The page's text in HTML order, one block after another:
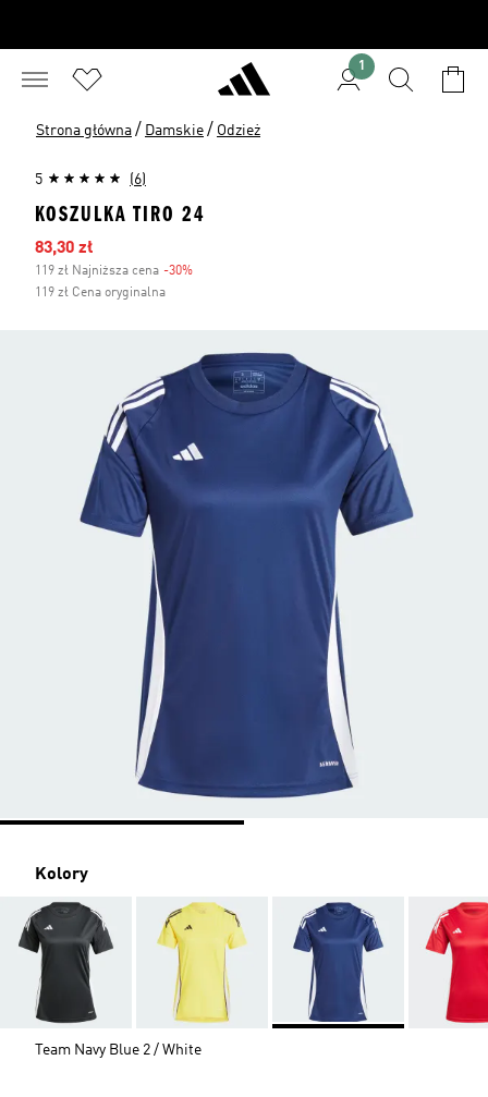
1
Strona główna / Damskie / Odzież
5 (6)
KOSZULKA TIRO 24
Ceny na wyprzedaży
83,30 zł
119 zł Najniższa cena -30%
119 zł Cena oryginalna
Kolory
Team Navy Blue 2 / White